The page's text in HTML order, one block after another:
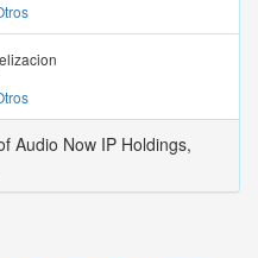
Audio Now IP Holdings,